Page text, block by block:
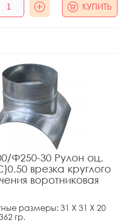
КУПИТЬ
Ф250-30 Рулон оц.
врезка круглого
воротниковая
размеры: 31 X 31 X 20
гр.